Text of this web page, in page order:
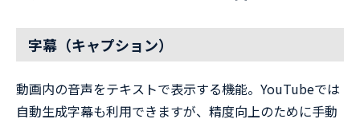
字幕（キャプション）
動画内の音声をテキストで表示する機能。YouTubeでは
自動生成字幕も利用できますが、精度向上のために手動